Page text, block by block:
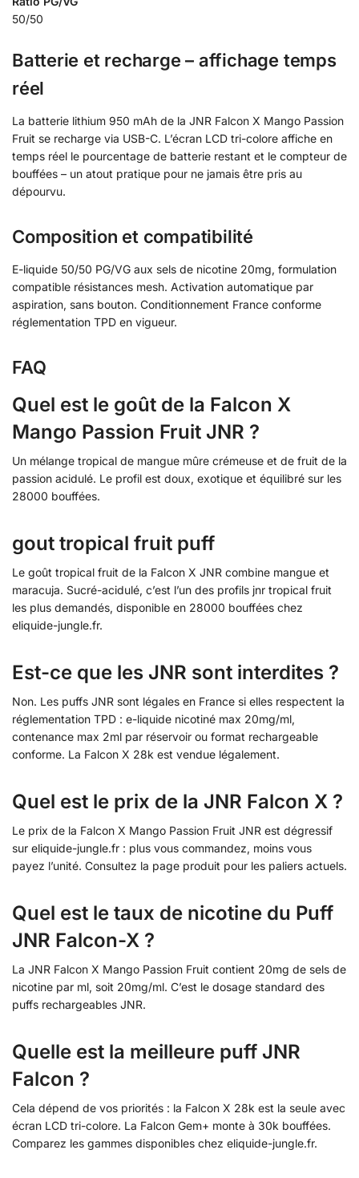
50/50
Batterie et recharge – affichage temps
réel
La batterie lithium 950 mAh de la JNR Falcon X Mango Passion
Fruit se recharge via USB-C. L’écran LCD tri-colore affiche en
temps réel le pourcentage de batterie restant et le compteur de
bouffées – un atout pratique pour ne jamais être pris au
dépourvu.
Composition et compatibilité
E-liquide 50/50 PG/VG aux sels de nicotine 20mg, formulation
compatible résistances mesh. Activation automatique par
aspiration, sans bouton. Conditionnement France conforme
réglementation TPD en vigueur.
FAQ
Quel est le goût de la Falcon X
Mango Passion Fruit JNR ?
Un mélange tropical de mangue mûre crémeuse et de fruit de la
passion acidulé. Le profil est doux, exotique et équilibré sur les
28000 bouffées.
gout tropical fruit puff
Le goût tropical fruit de la Falcon X JNR combine mangue et
maracuja. Sucré-acidulé, c’est l’un des profils jnr tropical fruit
les plus demandés, disponible en 28000 bouffées chez
eliquide-jungle.fr.
Est-ce que les JNR sont interdites ?
Non. Les puffs JNR sont légales en France si elles respectent la
réglementation TPD : e-liquide nicotiné max 20mg/ml,
contenance max 2ml par réservoir ou format rechargeable
conforme. La Falcon X 28k est vendue légalement.
Quel est le prix de la JNR Falcon X ?
Le prix de la Falcon X Mango Passion Fruit JNR est dégressif
sur eliquide-jungle.fr : plus vous commandez, moins vous
payez l’unité. Consultez la page produit pour les paliers actuels.
Quel est le taux de nicotine du Puff
JNR Falcon-X ?
La JNR Falcon X Mango Passion Fruit contient 20mg de sels de
nicotine par ml, soit 20mg/ml. C’est le dosage standard des
puffs rechargeables JNR.
Quelle est la meilleure puff JNR
Falcon ?
Cela dépend de vos priorités : la Falcon X 28k est la seule avec
écran LCD tri-colore. La Falcon Gem+ monte à 30k bouffées.
Comparez les gammes disponibles chez eliquide-jungle.fr.